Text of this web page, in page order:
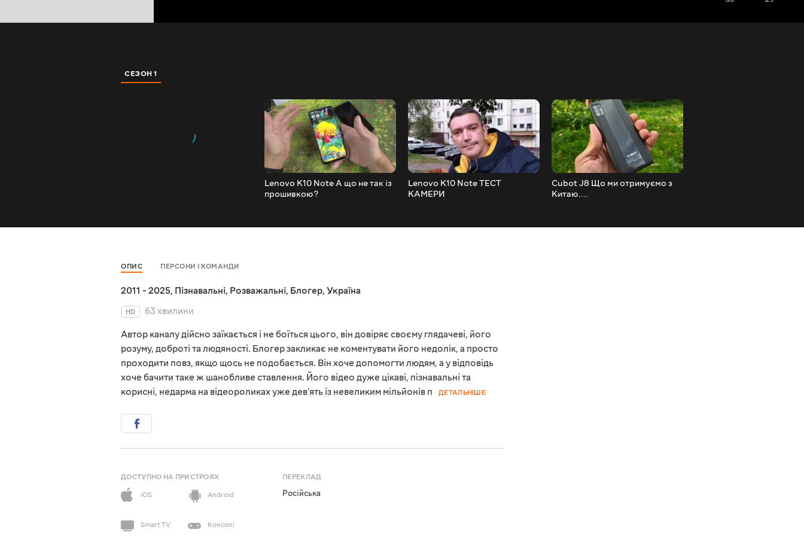
СЕЗОН 1
Lenovo K10 Note А що не так із
прошивкою?
Lenovo K10 Note ТЕСТ
КАМЕРИ
Cubot J8 Що ми отримуємо з
Китаю....
ОПИС ПЕРСОНИ І КОМАНДИ
2011 - 2025, Пізнавальні, Розважальні, Блогер, Україна
HD
63 хвилини
Автор каналу дійсно заїкається і не боїться цього, він довіряє своєму глядачеві, його
розуму, доброті та людяності. Блогер закликає не коментувати його недолік, а просто
проходити повз, якщо щось не подобається. Він хоче допомогти людям, а у відповідь
хоче бачити таке ж шанобливе ставлення. Його відео дуже цікаві, пізнавальні та
корисні, недарма на відеороликах уже дев'ять із невеликим мільйонів п
ДЕТАЛЬНІШЕ
ДОСТУПНО НА ПРИСТРОЯХ
iOS
Android
Smart TV Консолі
ПЕРЕКЛАД
Російська